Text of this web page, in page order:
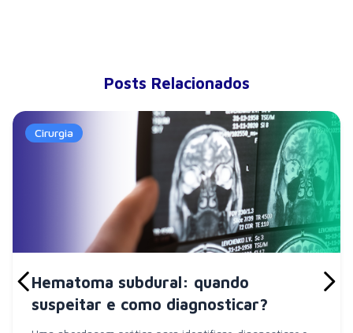
Posts Relacionados
Cirurgia
Hematoma subdural: quando
suspeitar e como diagnosticar?